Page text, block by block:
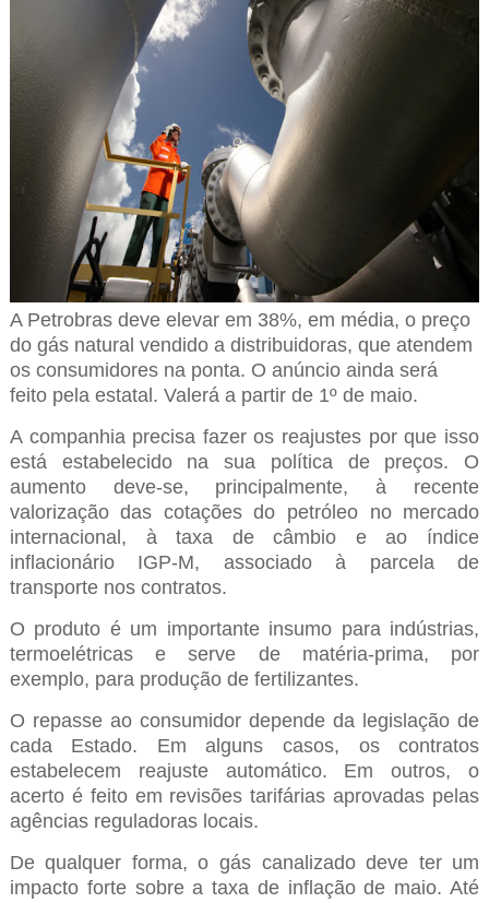
A Petrobras deve elevar em 38%, em média, o preço
do gás natural vendido a distribuidoras, que atendem
os consumidores na ponta. O anúncio ainda será
feito pela estatal. Valerá a partir de 1º de maio.
A companhia precisa fazer os reajustes por que isso
está estabelecido na sua política de preços. O
aumento deve-se, principalmente, à recente
valorização das cotações do petróleo no mercado
internacional, à taxa de câmbio e ao índice
inflacionário IGP-M, associado à parcela de
transporte nos contratos.
O produto é um importante insumo para indústrias,
termoelétricas e serve de matéria-prima, por
exemplo, para produção de fertilizantes.
O repasse ao consumidor depende da legislação de
cada Estado. Em alguns casos, os contratos
estabelecem reajuste automático. Em outros, o
acerto é feito em revisões tarifárias aprovadas pelas
agências reguladoras locais.
De qualquer forma, o gás canalizado deve ter um
impacto forte sobre a taxa de inflação de maio. Até